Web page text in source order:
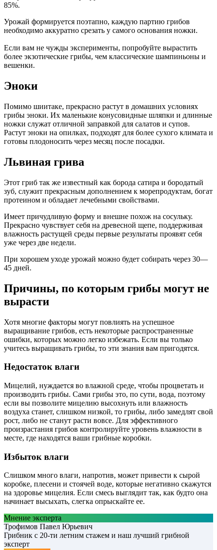
85%.
Урожай формируется поэтапно, каждую партию грибов
необходимо аккуратно срезать у самого основания ножки.
Если вам не чужды эксперименты, попробуйте вырастить
более экзотические грибы, чем классические шампиньоны и
вешенки.
Эноки
Помимо шиитаке, прекрасно растут в домашних условиях
грибы эноки. Их маленькие конусовидные шляпки и длинные
ножки служат отличной заправкой для салатов и супов.
Растут эноки на опилках, подходят для более сухого климата и
готовы плодоносить через месяц после посадки.
Львиная грива
Этот гриб так же известный как борода сатира и бородатый
зуб, служит прекрасным дополнением к морепродуктам, богат
протеином и обладает лечебными свойствами.
Имеет причудливую форму и внешне похож на сосульку.
Прекрасно чувствует себя на древесной щепе, поддерживая
влажность растущей среды первые результаты проявят себя
уже через две недели.
При хорошем уходе урожай можно будет собирать через 30—
45 дней.
Причины, по которым грибы могут не
вырасти
Хотя многие факторы могут повлиять на успешное
выращивание грибов, есть некоторые распространенные
ошибки, которых можно легко избежать. Если вы только
учитесь выращивать грибы, то эти знания вам пригодятся.
Недостаток влаги
Мицелий, нуждается во влажной среде, чтобы процветать и
производить грибы. Сами грибы это, по сути, вода, поэтому
если вы позволите мицелию высохнуть или влажность
воздуха станет, слишком низкой, то грибы, либо замедлят свой
рост, либо не станут расти вовсе. Для эффективного
произрастания грибов контролируйте уровень влажности в
месте, где находятся ваши грибные коробки.
Избыток влаги
Слишком много влаги, напротив, может привести к сырой
коробке, плесени и стоячей воде, которые негативно скажутся
на здоровье мицелия. Если смесь выглядит так, как будто она
начинает высыхать, слегка опрыскайте ее.
Мнение эксперта
Трофимов Павел Юрьевич
Грибник с 20-ти летним стажем и наш лучший грибной
эксперт